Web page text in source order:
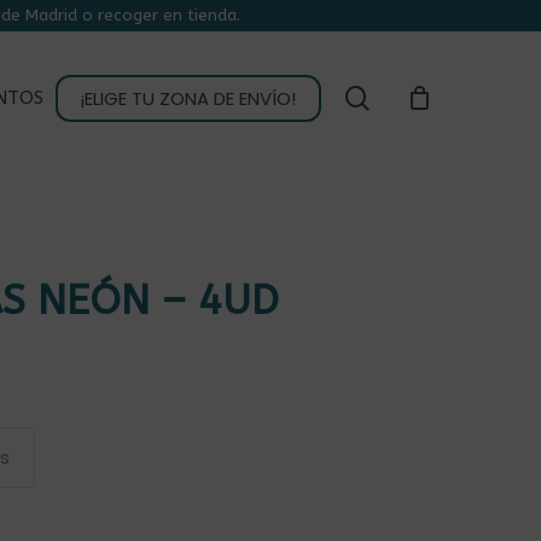
Madrid o recoger en tienda.
¡ELIGE TU ZONA DE ENVÍO! buscar
NEÓN – 4UD